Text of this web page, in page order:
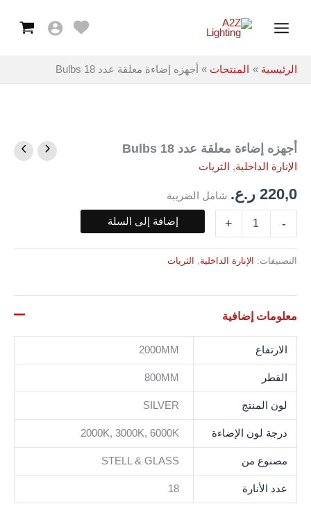
Menu
الرئيسية المنتجات أجهزه إضاءة معلقة عدد 18 Bulbs
أجهزه إضاءة معلقة عدد 18 Bulbs
الإنارة الداخلية, الثريات
220,0 ر.ع. شامل الضريبة
-
كمية
أجهزه
إضاءة
معلقة
عدد
+ إضافة إلى السلة
التصنيفات: الإنارة الداخلية الثريات
معلومات إضافية
الارتفاع 2000MM
القطر 800MM
لون المنتج SILVER
درجة لون الإضاءة 2000K, 3000K, 6000K
مصنوع من STELL & GLASS
عدد الأنارة 18
18